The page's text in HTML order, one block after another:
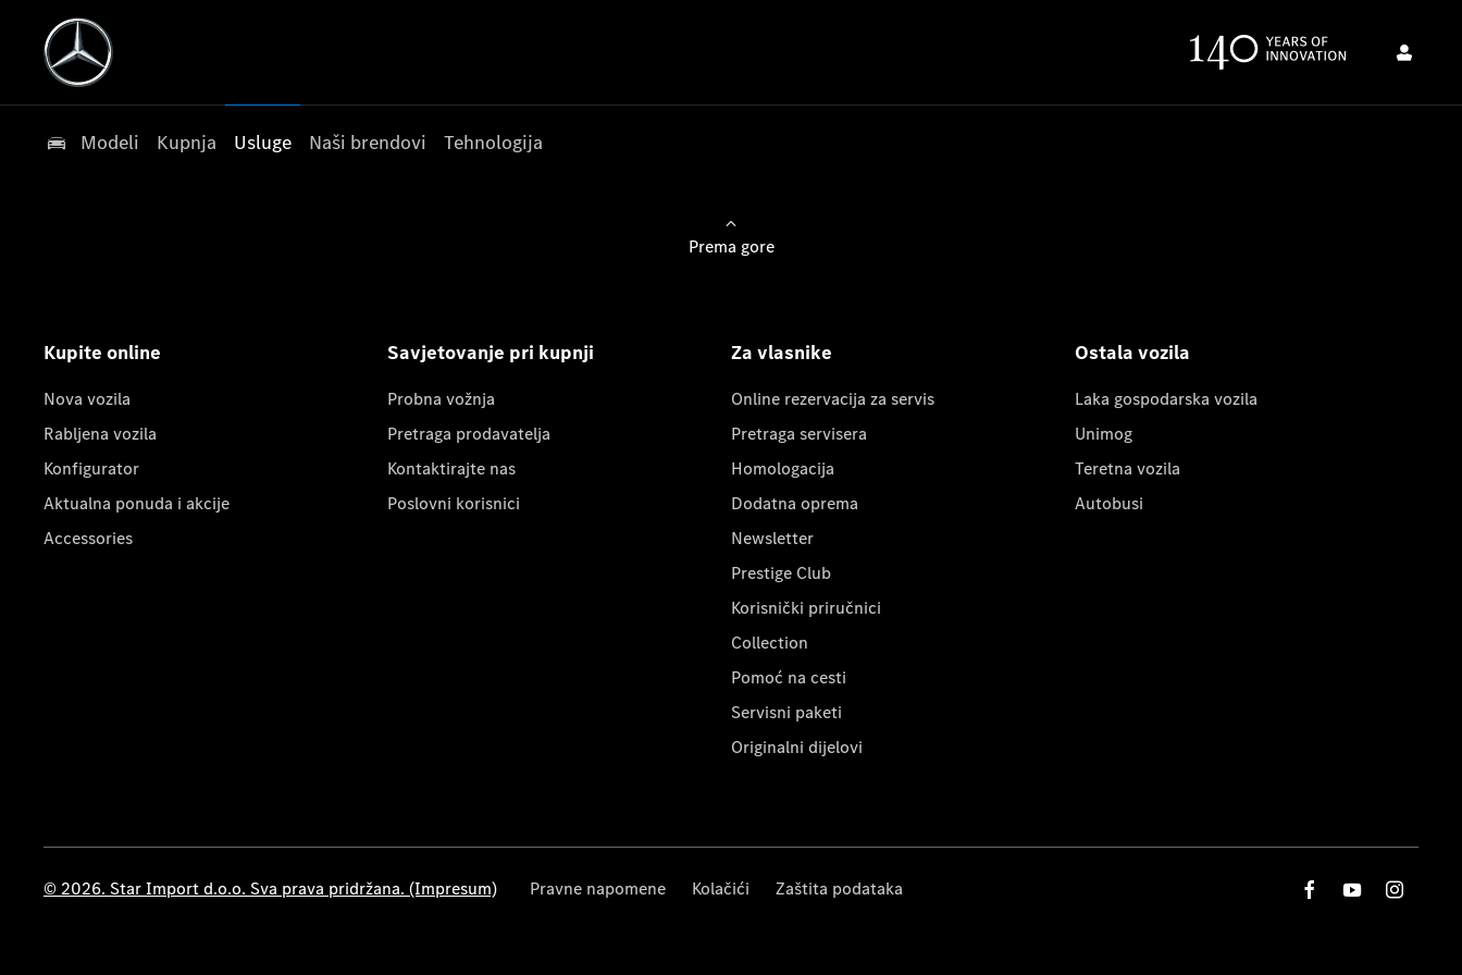
Modeli Kupnja Usluge Naši brendovi Tehnologija
Prema gore
Kupite online
Nova vozila
Rabljena vozila
Konfigurator
Aktualna ponuda i akcije
Accessories
Savjetovanje pri kupnji
Probna vožnja
Pretraga prodavatelja
Kontaktirajte nas
Poslovni korisnici
Za vlasnike
Online rezervacija za servis
Pretraga servisera
Homologacija
Dodatna oprema
Newsletter
Prestige Club
Korisnički priručnici
Collection
Pomoć na cesti
Servisni paketi
Originalni dijelovi
Ostala vozila
Laka gospodarska vozila
Unimog
Teretna vozila
Autobusi
© 2026. Star Import d.o.o. Sva prava pridržana. (Impresum) Pravne napomene Kolačići Zaštita podataka